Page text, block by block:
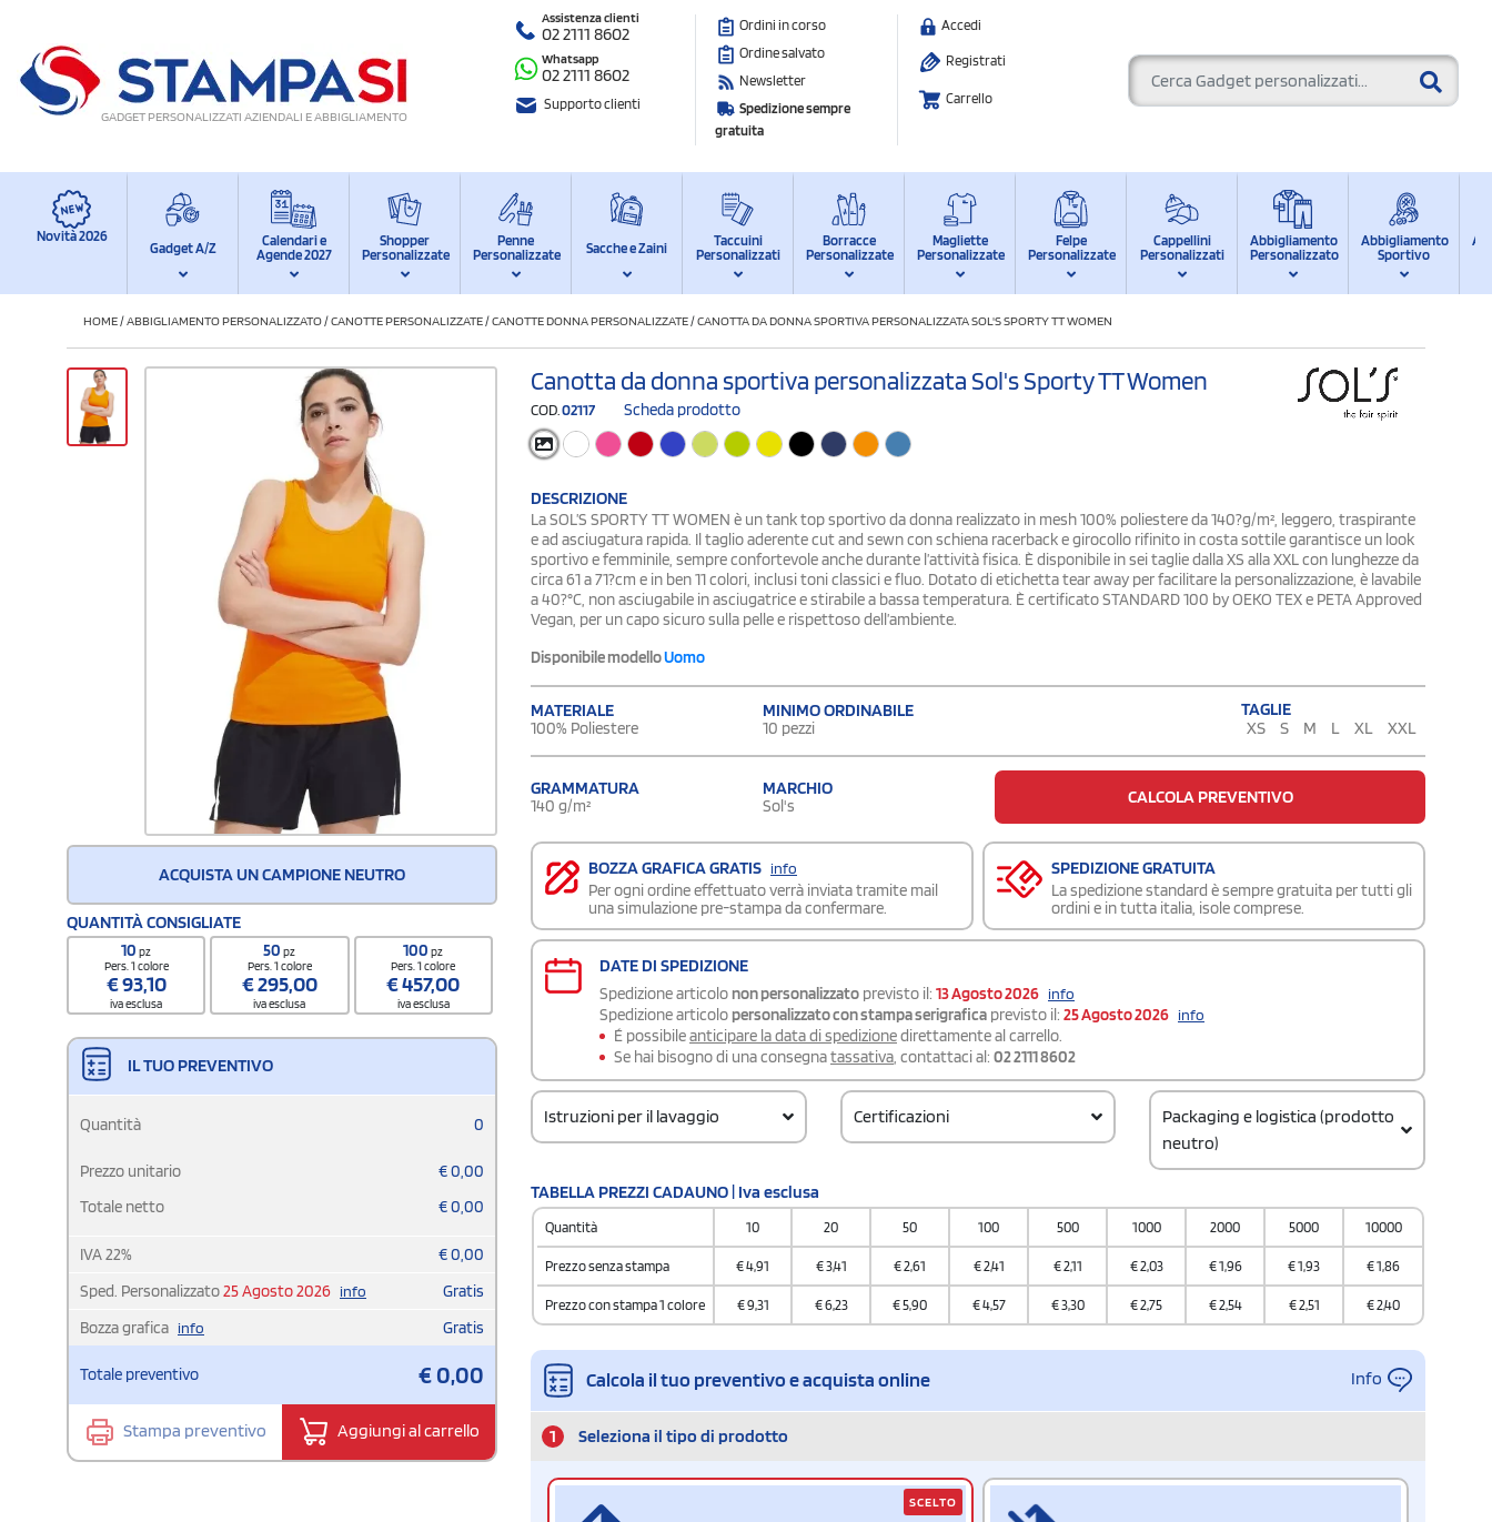
GADGET PERSONALIZZATI AZIENDALI E ABBIGLIAMENTO
Assistenza clienti
02 2111 8602
Whatsapp
02 2111 8602
Supporto clienti
Ordini in corso
Ordine salvato
Newsletter
Spedizione sempre
gratuita
Accedi
Registrati
Carrello
Novità 2026
Gadget A/Z
Calendari e
Agende 2027
Shopper
Personalizzate
Penne
Personalizzate
Sacche e Zaini
Taccuini
Personalizzati
Borracce
Personalizzate
Magliette
Personalizzate
Felpe
Personalizzate
Cappellini
Personalizzati
Abbigliamento
Personalizzato
Abbigliamento
Sportivo
HOME/ABBIGLIAMENTO PERSONALIZZATO/CANOTTE PERSONALIZZATE/CANOTTE DONNA PERSONALIZZATE/CANOTTA DA DONNA SPORTIVA PERSONALIZZATA SOL'S SPORTY TT WOMEN
ACQUISTA UN CAMPIONE NEUTRO
QUANTITÀ CONSIGLIATE
10pz
Pers. 1 colore
€93,10
iva esclusa
50pz
Pers. 1 colore
€295,00
iva esclusa
100pz
Pers. 1 colore
€457,00
iva esclusa
IL TUO PREVENTIVO
Quantità 0
Prezzo unitario €0,00
Totale netto
€0,00
IVA22% €0,00
Sped. Personalizzato25 Agosto 2026 info
Gratis
Bozza grafica info Gratis
Totale preventivo €0,00
Stampa preventivo Aggiungi al carrello
Canotta da donna sportiva personalizzata Sol's Sporty TT Women
COD. 02117 Scheda prodotto
DESCRIZIONE
La SOL’S SPORTY TT WOMEN è un tank top sportivo da donna realizzato in mesh 100% poliestere da 140?g/m², leggero, traspirante
e ad asciugatura rapida. Il taglio aderente cut and sewn con schiena racerback e girocollo rifinito in costa sottile garantisce un look
sportivo e femminile, sempre confortevole anche durante l’attività fisica. È disponibile in sei taglie dalla XS alla XXL con lunghezze da
circa 61 a 71?cm e in ben 11 colori, inclusi toni classici e fluo. Dotato di etichetta tear away per facilitare la personalizzazione, è lavabile
a 40?°C, non asciugabile in asciugatrice e stirabile a bassa temperatura. È certificato STANDARD 100 by OEKO TEX e PETA Approved
Vegan, per un capo sicuro sulla pelle e rispettoso dell’ambiente.
Disponibile modelloUomo
MATERIALE
100% Poliestere
MINIMO ORDINABILE
10 pezzi
TAGLIE
XS
S M L XL XXL
GRAMMATURA
140 g/m²
MARCHIO
Sol's CALCOLA PREVENTIVO
BOZZA GRAFICA GRATIS info
Per ogni ordine effettuato verrà inviata tramite mail
una simulazione pre-stampa da confermare.
SPEDIZIONE GRATUITA
La spedizione standard è sempre gratuita per tutti gli
ordini e in tutta italia, isole comprese.
DATE DI SPEDIZIONE
Spedizione articolo non personalizzato previsto il: 13 Agosto 2026 info
Spedizione articolo personalizzato con stampa serigrafica previsto il: 25 Agosto 2026 info
É possibileanticipare la data di spedizionedirettamente al carrello.
Se hai bisogno di una consegnatassativa , contattaci al: 02 2111 8602
Istruzioni per il lavaggio Certificazioni
Packaging e logistica (prodotto
neutro)
10
Quantità per scatola
50
TABELLA PREZZI CADAUNO | Iva esclusa
Quantità 10 20 50 100 500 1000 2000 5000 10000
Prezzo senza stampa €4,91 €3,41 €2,61 €2,41 €2,11 €2,03 €1,96 €1,93 €1,86
Prezzo con stampa 1 colore €9,31 €6,23 €5,90 €4,57 €3,30 €2,75 €2,54 €2,51 €2,40
Calcola il tuo preventivo e acquista online Info
1 Seleziona il tipo di prodotto
SCELTO